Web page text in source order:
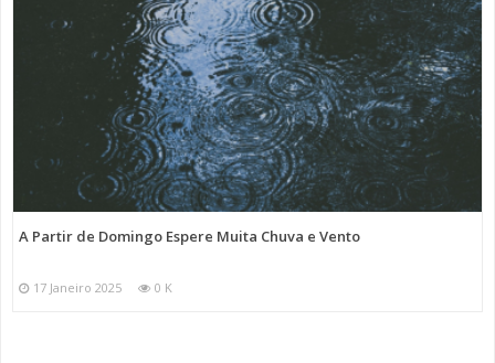
A Partir de Domingo Espere Muita Chuva e Vento
17 Janeiro 2025 0 K